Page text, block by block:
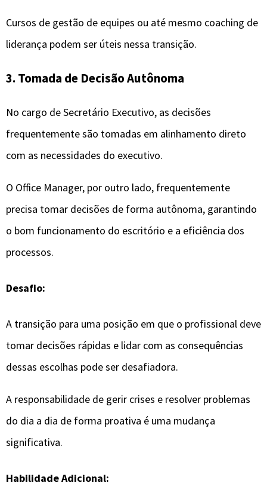
Cursos de gestão de equipes ou até mesmo coaching de
liderança podem ser úteis nessa transição.
3. Tomada de Decisão Autônoma
No cargo de Secretário Executivo, as decisões
frequentemente são tomadas em alinhamento direto
com as necessidades do executivo.
O Office Manager, por outro lado, frequentemente
precisa tomar decisões de forma autônoma, garantindo
o bom funcionamento do escritório e a eficiência dos
processos.
Desafio:
A transição para uma posição em que o profissional deve
tomar decisões rápidas e lidar com as consequências
dessas escolhas pode ser desafiadora.
A responsabilidade de gerir crises e resolver problemas
do dia a dia de forma proativa é uma mudança
significativa.
Habilidade Adicional: